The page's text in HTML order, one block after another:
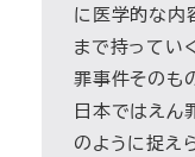
に医学的な内
まで持ってい
罪事件そのも
日本ではえん
のように捉え